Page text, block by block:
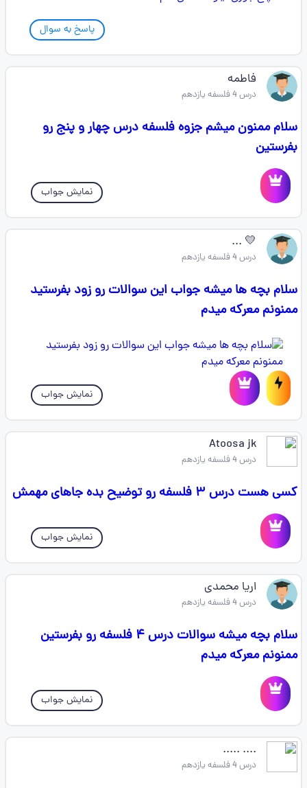
پاسخ به سوال
فاطمه
درس 4 فلسفه یازدهم
سلام ممنون میشم جزوه فلسفه درس چهار و پنج رو
بفرستین
نمایش جواب
💛 ...
درس 4 فلسفه یازدهم
سلام بچه ها میشه جواب این سوالات رو زود بفرستید
ممنونم معرکه میدم
نمایش جواب
Atoosa jk
درس 4 فلسفه یازدهم
کسی هست درس ۳ فلسفه رو توضیح بده جاهای مهمش
نمایش جواب
اریا محمدی
درس 4 فلسفه یازدهم
سلام بچه میشه سوالات درس ۴ فلسفه رو بفرستین
ممنونم معرکه میدم
نمایش جواب
.... .....
درس 4 فلسفه یازدهم